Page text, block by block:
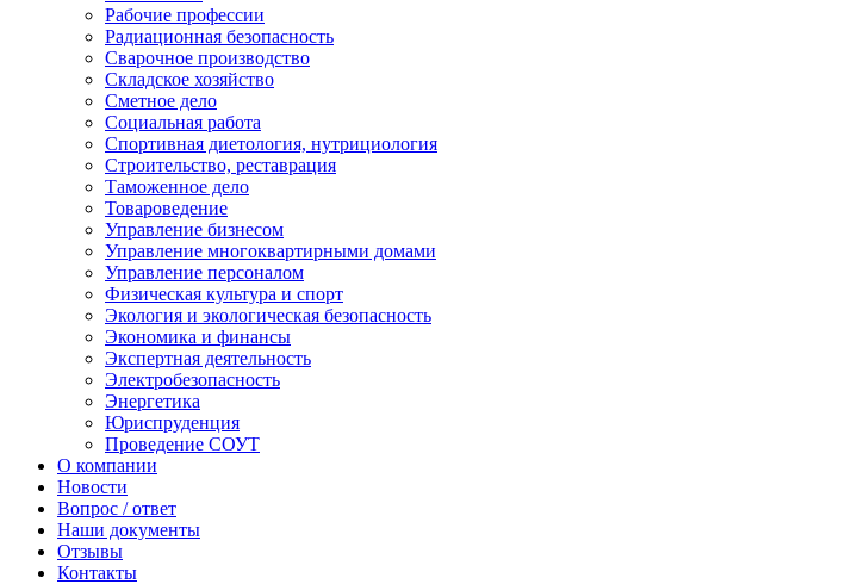
Рабочие профессии
Радиационная безопасность
Сварочное производство
Складское хозяйство
Сметное дело
Социальная работа
Спортивная диетология, нутрициология
Строительство, реставрация
Таможенное дело
Товароведение
Управление бизнесом
Управление многоквартирными домами
Управление персоналом
Физическая культура и спорт
Экология и экологическая безопасность
Экономика и финансы
Экспертная деятельность
Электробезопасность
Энергетика
Юриспруденция
Проведение СОУТ
О компании
Новости
Вопрос / ответ
Наши документы
Отзывы
Контакты